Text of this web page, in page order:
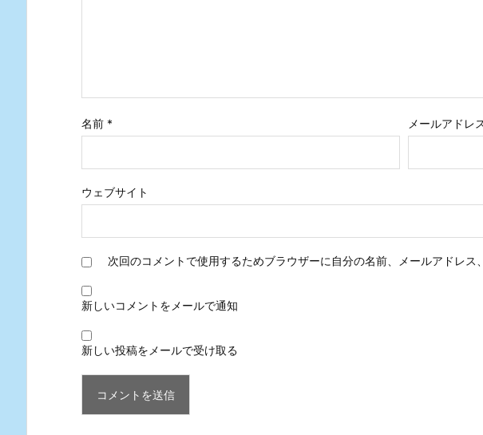
名前 * メールアドレ
ウェブサイト
次回のコメントで使用するためブラウザーに自分の名前、メールアドレス
新しいコメントをメールで通知
新しい投稿をメールで受け取る